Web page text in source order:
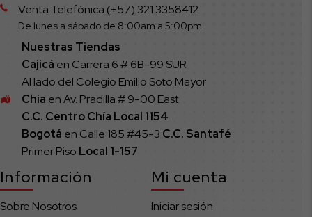
Venta Telefónica (+57) 321 3358412
De lunes a sábado de 8:00am a 5:00pm
Nuestras Tiendas
Cajicá en Carrera 6 # 6B-99 SUR
Al lado del Colegio Emilio Soto Mayor
Chía en Av. Pradilla # 9-00 East
C.C. Centro Chía Local 1154
Bogotá en Calle 185 #45-3 C.C. Santafé
Primer Piso Local 1-157
Información
Sobre Nosotros
Mi cuenta
Iniciar sesión